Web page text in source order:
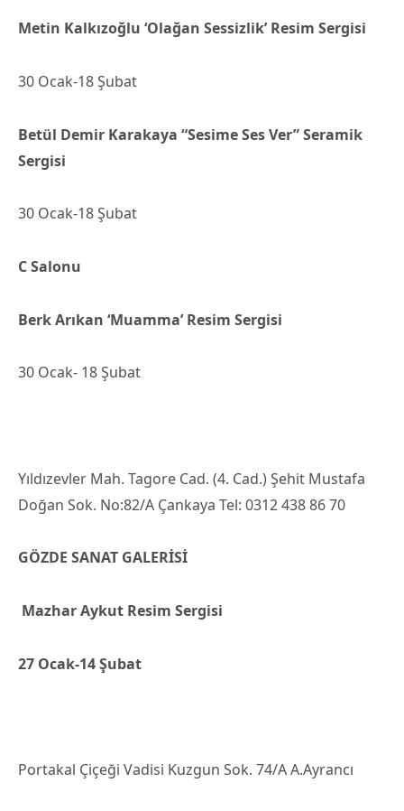
Metin Kalkızoğlu ‘Olağan Sessizlik’ Resim Sergisi
30 Ocak-18 Şubat
Betül Demir Karakaya “Sesime Ses Ver” Seramik
Sergisi
30 Ocak-18 Şubat
C Salonu
Berk Arıkan ‘Muamma’ Resim Sergisi
30 Ocak- 18 Şubat
Yıldızevler Mah. Tagore Cad. (4. Cad.) Şehit Mustafa
Doğan Sok. No:82/A Çankaya Tel: 0312 438 86 70
GÖZDE SANAT GALERİSİ
Mazhar Aykut Resim Sergisi
27 Ocak-14 Şubat
Portakal Çiçeği Vadisi Kuzgun Sok. 74/A A.Ayrancı